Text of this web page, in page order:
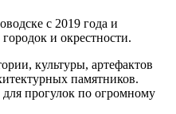
с 2019 года и
и окрестности.
культуры, артефактов
памятников.
прогулок по огромному